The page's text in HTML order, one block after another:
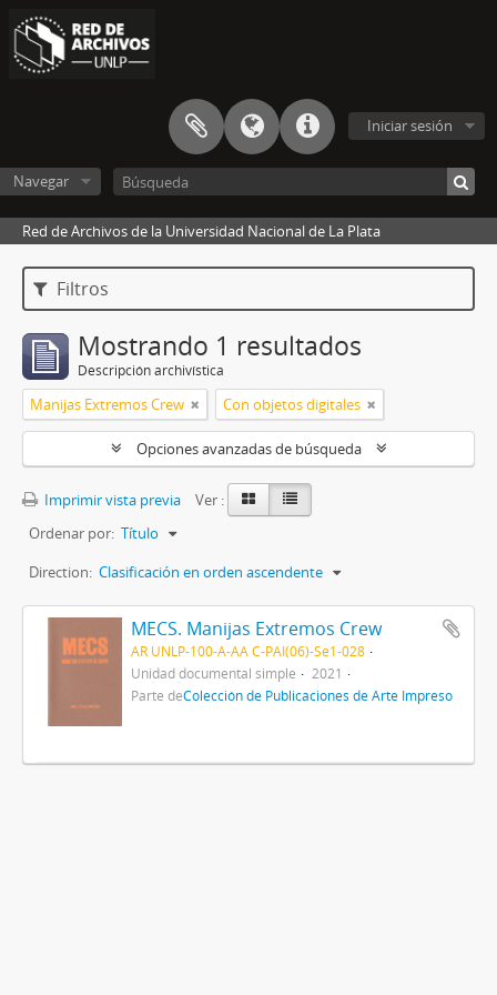
Iniciar sesión
Navegar
Red de Archivos de la Universidad Nacional de La Plata
Filtros
Mostrando 1 resultados
Descripción archivística
Manijas Extremos Crew Con objetos digitales
Opciones avanzadas de búsqueda
Imprimir vista previa
Ver :
Ordenar por: Título
Direction: Clasificación en orden ascendente
MECS. Manijas Extremos Crew
AR UNLP-100-A-AA C-PAI(06)-Se1-028
Unidad documental simple
2021
Parte deColección de Publicaciones de Arte Impreso